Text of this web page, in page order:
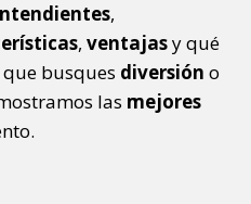
,
, ventajasy qué
que busques diversión o
las mejores